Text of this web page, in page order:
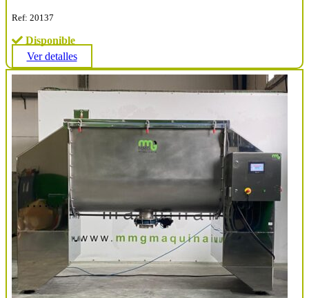
Ref: 20137
Disponible
Ver detalles